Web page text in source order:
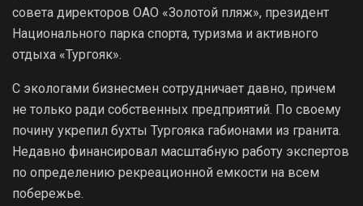
совета директоров ОАО «Золотой пляж», президент
Национального парка спорта, туризма и активного
отдыха «Тургояк».
С экологами бизнесмен сотрудничает давно, причем
не только ради собственных предприятий. По своему
почину укрепил бухты Тургояка габионами из гранита.
Недавно финансировал масштабную работу экспертов
по определению рекреационной емкости на всем
побережье.